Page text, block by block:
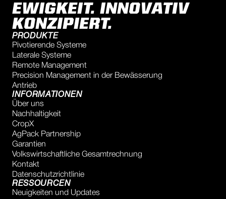
EWIGKEIT. INNOVATIV
KONZIPIERT.
PRODUKTE
Pivotierende Systeme
Laterale Systeme
Remote Management
Precision Management in der Bewässerung
Antrieb
INFORMATIONEN
Über uns
Nachhaltigkeit
CropX
AgPack Partnership
Garantien
Volkswirtschaftliche Gesamtrechnung
Kontakt
Datenschutzrichtlinie
RESSOURCEN
Neuigkeiten und Updates